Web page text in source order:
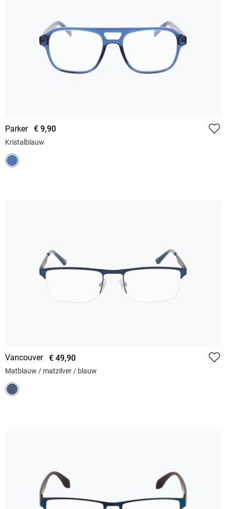
Parker € 9,90
Kristalblauw
Vancouver € 49,90
Matblauw / matzilver / blauw